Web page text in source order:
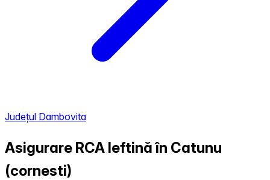
Județul Dambovita
Asigurare RCA Ieftină în Catunu
(cornesti)